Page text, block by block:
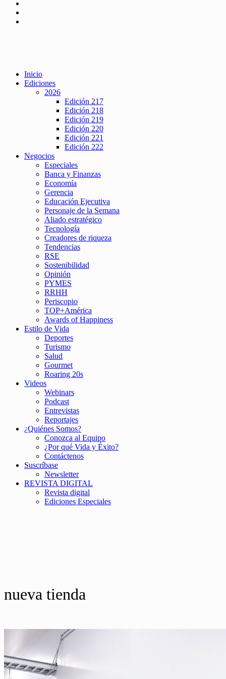
Inicio
Ediciones
2026
Edición 217
Edición 218
Edición 219
Edición 220
Edición 221
Edición 222
Negocios
Especiales
Banca y Finanzas
Economía
Gerencia
Educación Ejecutiva
Personaje de la Semana
Aliado estratégico
Tecnología
Creadores de riqueza
Tendencias
RSE
Sostenibilidad
Opinión
PYMES
RRHH
Periscopio
TOP+América
Awards of Happiness
Estilo de Vida
Deportes
Turismo
Salud
Gourmet
Roaring 20s
Videos
Webinars
Podcast
Entrevistas
Reportajes
¿Quiénes Somos?
Conozca al Equipo
¿Por qué Vida y Éxito?
Contáctenos
Suscríbase
Newsletter
REVISTA DIGITAL
Revista digital
Ediciones Especiales
nueva tienda